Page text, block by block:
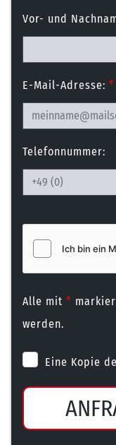
Vor- und
E-Mail-Adresse: *
Telefonnummer:
Alle mit *
werden.
Eine Kopie